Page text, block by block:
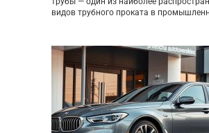
видов трубного проката в